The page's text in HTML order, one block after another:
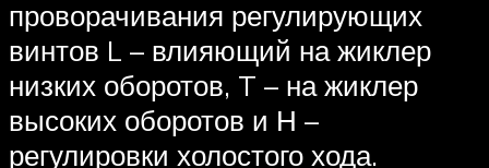
проворачивания регулирующих
винтов L – влияющий на жиклер
низких оборотов, T – на жиклер
высоких оборотов и Н –
регулировки холостого хода.